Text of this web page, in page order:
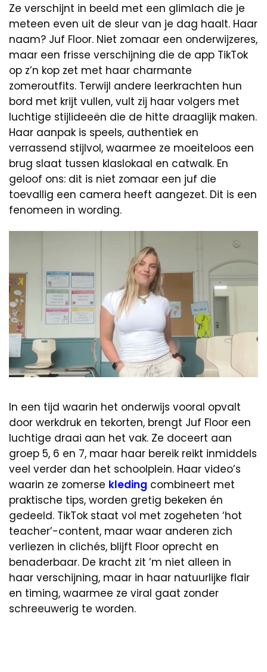
Ze verschijnt in beeld met een glimlach die je
meteen even uit de sleur van je dag haalt. Haar
naam? Juf Floor. Niet zomaar een onderwijzeres,
maar een frisse verschijning die de app TikTok
op z’n kop zet met haar charmante
zomeroutfits. Terwijl andere leerkrachten hun
bord met krijt vullen, vult zij haar volgers met
luchtige stijlideeën die de hitte draaglijk maken.
Haar aanpak is speels, authentiek en
verrassend stijlvol, waarmee ze moeiteloos een
brug slaat tussen klaslokaal en catwalk. En
geloof ons: dit is niet zomaar een juf die
toevallig een camera heeft aangezet. Dit is een
fenomeen in wording.
In een tijd waarin het onderwijs vooral opvalt
door werkdruk en tekorten, brengt Juf Floor een
luchtige draai aan het vak. Ze doceert aan
groep 5, 6 en 7, maar haar bereik reikt inmiddels
veel verder dan het schoolplein. Haar video’s
waarin ze zomerse kleding combineert met
praktische tips, worden gretig bekeken én
gedeeld. TikTok staat vol met zogeheten ‘hot
teacher’-content, maar waar anderen zich
verliezen in clichés, blijft Floor oprecht en
benaderbaar. De kracht zit ’m niet alleen in
haar verschijning, maar in haar natuurlijke flair
en timing, waarmee ze viral gaat zonder
schreeuwerig te worden.